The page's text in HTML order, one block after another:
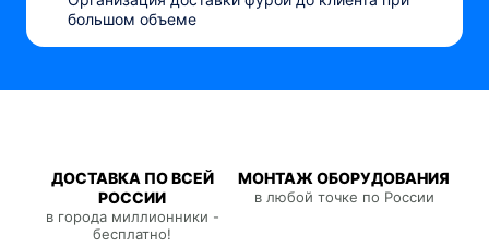
большом объеме
ДОСТАВКА ПО ВСЕЙ
РОССИИ
в города миллионники -
бесплатно!
МОНТАЖ ОБОРУДОВАНИЯ
в любой точке по России